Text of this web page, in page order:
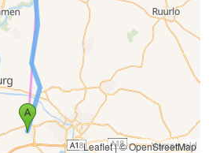
Leaflet|© OpenStreetMap